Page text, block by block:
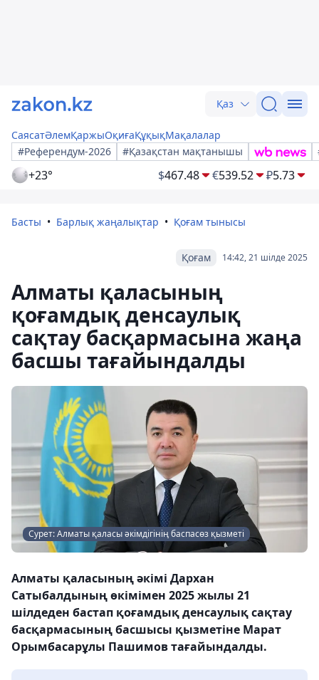
Қаз
СаясатӘлемҚаржыОқиғаҚұқықМақалалар
#Референдум-2026
#Қазақстан мақтанышы
+23° $467.48 €539.52 ₽5.73
Басты Барлық жаңалықтар Қоғам тынысы
14:42, 21 шілде 2025
Қоғам
Алматы қаласының
қоғамдық денсаулық
сақтау басқармасына жаңа
басшы тағайындалды
Сурет: Алматы қаласы әкімдігінің баспасөз қызметі
Алматы қаласының әкімі Дархан
Сатыбалдының өкімімен 2025 жылы 21
шілдеден бастап қоғамдық денсаулық сақтау
басқармасының басшысы қызметіне Марат
Орымбасарұлы Пашимов тағайындалды.